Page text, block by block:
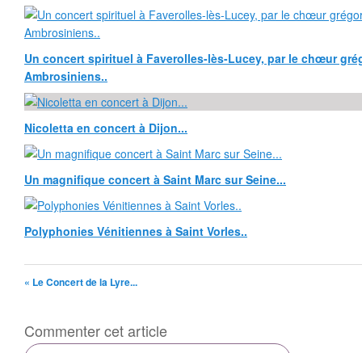
Un concert spirituel à Faverolles-lès-Lucey, par le chœur
Ambrosiniens..
Nicoletta en concert à Dijon...
Un magnifique concert à Saint Marc sur Seine...
Polyphonies Vénitiennes à Saint Vorles..
« Le Concert de la Lyre...
Commenter cet article